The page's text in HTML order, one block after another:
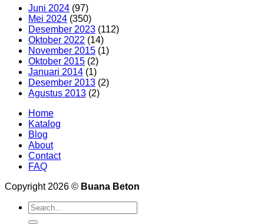
Juni 2024 (97)
Mei 2024 (350)
Desember 2023 (112)
Oktober 2022 (14)
November 2015 (1)
Oktober 2015 (2)
Januari 2014 (1)
Desember 2013 (2)
Agustus 2013 (2)
Home
Katalog
Blog
About
Contact
FAQ
Copyright 2026 © Buana Beton
Search
for: